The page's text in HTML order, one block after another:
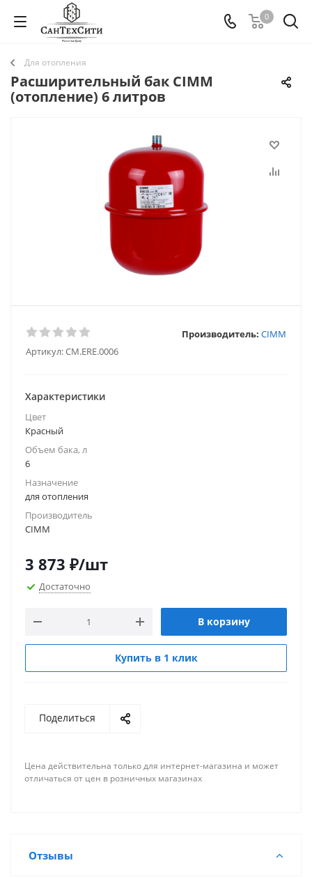
0
Для отопления
Расширительный бак CIMM
(отопление) 6 литров
Артикул:CM.ERE.0006
Производитель: CIMM
Характеристики
Цвет
Красный
Объем бака, л
6
Назначение
для отопления
Производитель
CIMM
3 873 ₽/шт
Достаточно
В корзину
Купить в 1 клик
Поделиться
Цена действительна только для интернет-магазина и может
отличаться от цен в розничных магазинах
Отзывы